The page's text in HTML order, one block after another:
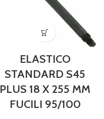
ELASTICO
STANDARD S45
PLUS 18 X 255 MM
FUCILI 95/100